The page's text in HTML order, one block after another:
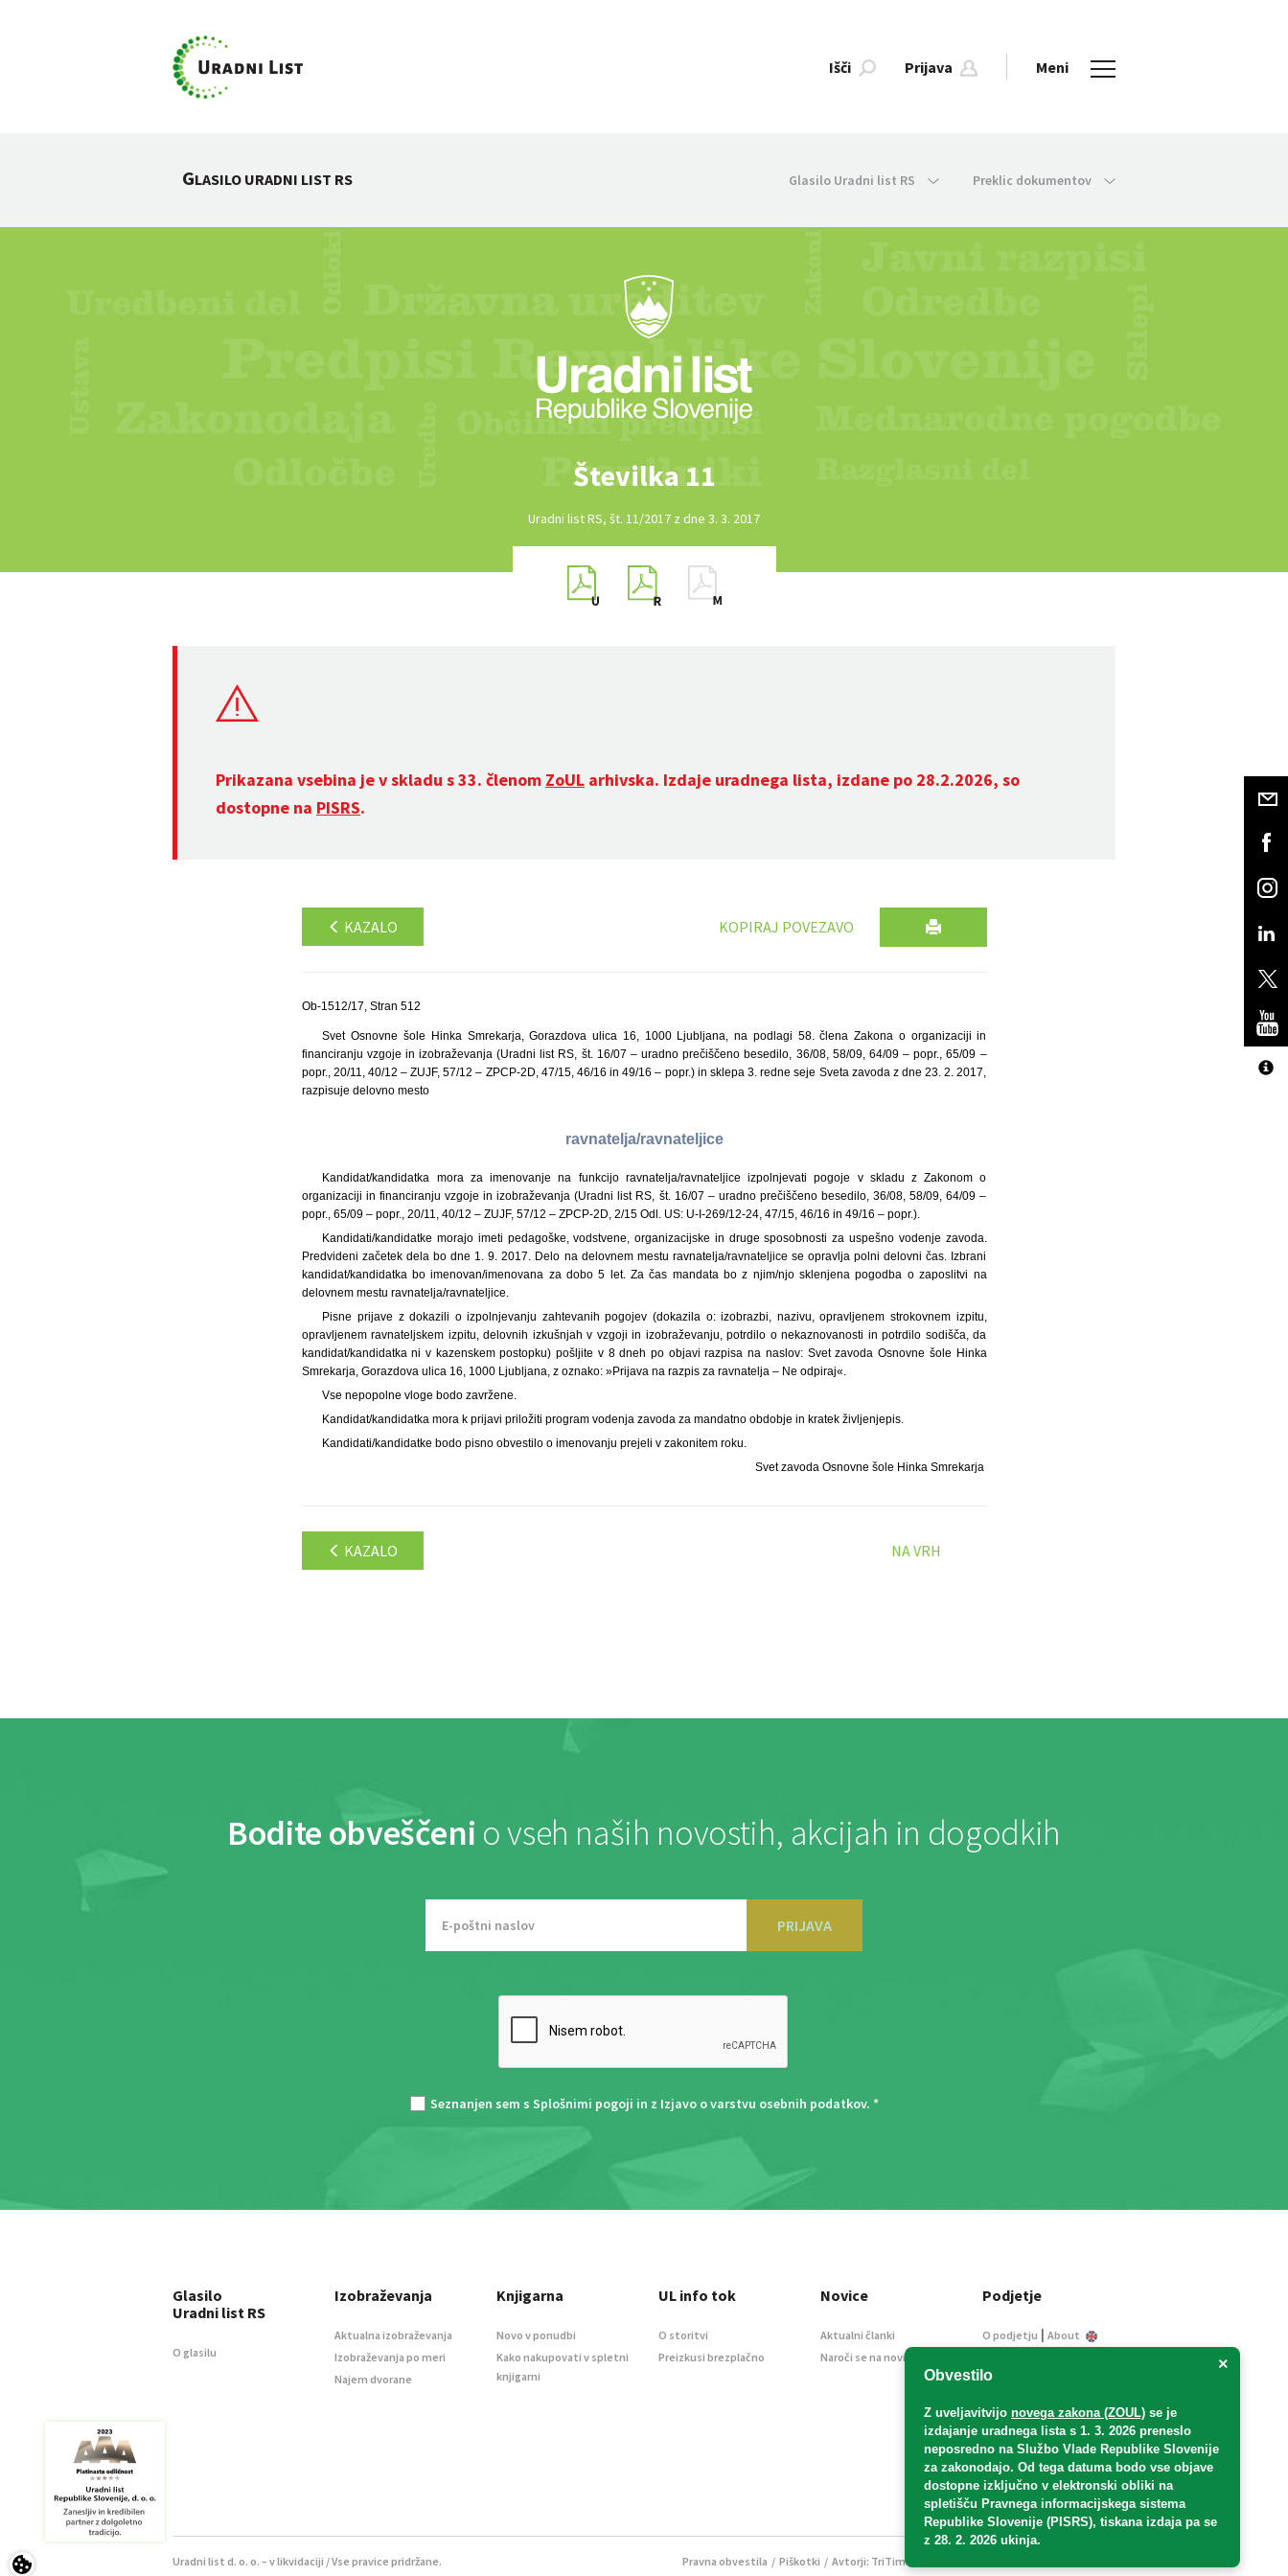
Išči Prijava Meni
GLASILO URADNI LIST RS Glasilo Uradni list RS Preklic dokumentov
Številka 11
Uradni list RS, št. 11/2017 z dne 3. 3. 2017
Prikazana vsebina je v skladu s 33. členom ZoUL arhivska. Izdaje uradnega lista, izdane po 28.2.2026, so
dostopne na PISRS.
KAZALO KOPIRAJ POVEZAVO
Ob-1512/17, Stran 512
Svet Osnovne šole Hinka Smrekarja, Gorazdova ulica 16, 1000 Ljubljana, na podlagi 58. člena Zakona o organizaciji in
financiranju vzgoje in izobraževanja (Uradni list RS, št. 16/07 – uradno prečiščeno besedilo, 36/08, 58/09, 64/09 – popr., 65/09 –
popr., 20/11, 40/12 – ZUJF, 57/12 – ZPCP-2D, 47/15, 46/16 in 49/16 – popr.) in sklepa 3. redne seje Sveta zavoda z dne 23. 2. 2017,
razpisuje delovno mesto
ravnatelja/ravnateljice
Kandidat/kandidatka mora za imenovanje na funkcijo ravnatelja/ravnateljice izpolnjevati pogoje v skladu z Zakonom o
organizaciji in financiranju vzgoje in izobraževanja (Uradni list RS, št. 16/07 – uradno prečiščeno besedilo, 36/08, 58/09, 64/09 –
popr., 65/09 – popr., 20/11, 40/12 – ZUJF, 57/12 – ZPCP-2D, 2/15 Odl. US: U-I-269/12-24, 47/15, 46/16 in 49/16 – popr.).
Kandidati/kandidatke morajo imeti pedagoške, vodstvene, organizacijske in druge sposobnosti za uspešno vodenje zavoda.
Predvideni začetek dela bo dne 1. 9. 2017. Delo na delovnem mestu ravnatelja/ravnateljice se opravlja polni delovni čas. Izbrani
kandidat/kandidatka bo imenovan/imenovana za dobo 5 let. Za čas mandata bo z njim/njo sklenjena pogodba o zaposlitvi na
delovnem mestu ravnatelja/ravnateljice.
Pisne prijave z dokazili o izpolnjevanju zahtevanih pogojev (dokazila o: izobrazbi, nazivu, opravljenem strokovnem izpitu,
opravljenem ravnateljskem izpitu, delovnih izkušnjah v vzgoji in izobraževanju, potrdilo o nekaznovanosti in potrdilo sodišča, da
kandidat/kandidatka ni v kazenskem postopku) pošljite v 8 dneh po objavi razpisa na naslov: Svet zavoda Osnovne šole Hinka
Smrekarja, Gorazdova ulica 16, 1000 Ljubljana, z oznako: »Prijava na razpis za ravnatelja – Ne odpiraj«.
Vse nepopolne vloge bodo zavržene.
Kandidat/kandidatka mora k prijavi priložiti program vodenja zavoda za mandatno obdobje in kratek življenjepis.
Kandidati/kandidatke bodo pisno obvestilo o imenovanju prejeli v zakonitem roku.
Svet zavoda Osnovne šole Hinka Smrekarja
KAZALO NA VRH
Bodite obveščeni o vseh naših novostih, akcijah in dogodkih
PRIJAVA
Seznanjen sem s Splošnimi pogoji in z Izjavo o varstvu osebnih podatkov. *
×
Obvestilo
Z uveljavitvijo novega zakona (ZOUL) se je
izdajanje uradnega lista s 1. 3. 2026 preneslo
neposredno na Službo Vlade Republike Slovenije
za zakonodajo. Od tega datuma bodo vse objave
dostopne izključno v elektronski obliki na
spletišču Pravnega informacijskega sistema
Republike Slovenije (PISRS), tiskana izdaja pa se
z 28. 2. 2026 ukinja.
Glasilo
Uradni list RS
O glasilu
Izobraževanja
Aktualna izobraževanja
Izobraževanja po meri
Najem dvorane
Knjigarna
Novo v ponudbi
Kako nakupovati v spletni
knjigarni
UL info tok
O storitvi
Preizkusi brezplačno
Novice
Aktualni članki
Naroči se na novice
Podjetje
O podjetju | About
Informacije javnega
Oglaševanje
Splošni pogoji
Izjava o varstvu osebnih
podatkov
E-dražbe
Uradni list d. o. o. – v likvidaciji / Vse pravice pridržane. Pravna obvestila / Piškotki / Avtorji: TriTim spletna agencija